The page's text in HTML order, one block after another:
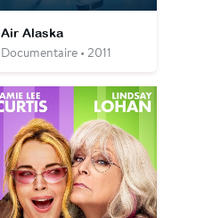
Air Alaska
Documentaire • 2011